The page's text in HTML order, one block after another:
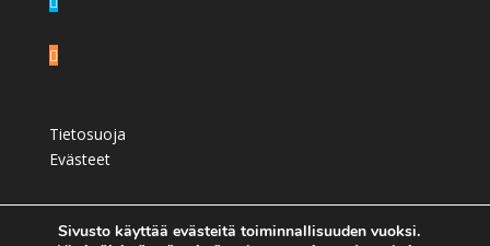
Tietosuoja
Evästeet
Sivusto käyttää evästeitä toiminnallisuuden vuoksi.